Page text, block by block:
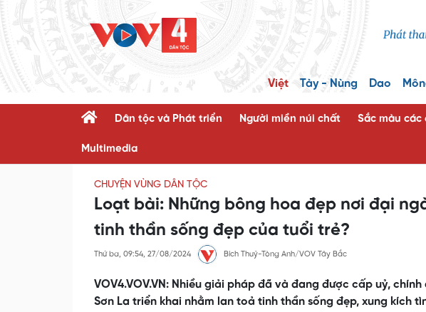
Việt Tày - Nùng Dao
Dân tộc và Phát triển Người miền núi chất Sắc màu các
Multimedia
CHUYỆN VÙNG DÂN TỘC
Loạt bài: Những bông hoa đẹp nơi đại
tinh thần sống đẹp của tuổi trẻ?
Thứ ba, 09:54, 27/08/2024 Bích Thuỷ-Tòng Anh/VOV Tây Bắc
VOV4.VOV.VN: Nhiều giải pháp đã và đang được cấp uỷ,
Sơn La triển khai nhằm lan toả tinh thần sống đẹp, xung kích